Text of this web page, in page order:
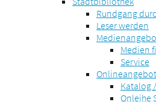
Rundgang
Leser werden
Medien
Service
Katalog
Onleihe